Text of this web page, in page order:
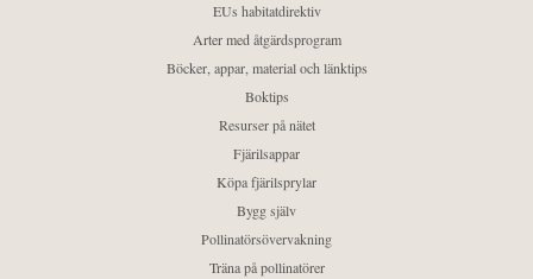
EUs habitatdirektiv
Arter med åtgärdsprogram
Böcker, appar, material och länktips
Boktips
Resurser på nätet
Fjärilsappar
Köpa fjärilsprylar
Bygg själv
Pollinatörsövervakning
Träna på pollinatörer